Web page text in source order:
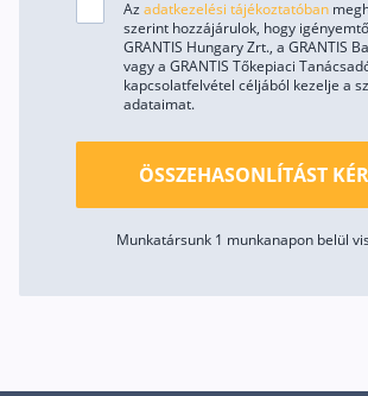
Az adatkezelési tájékoztatóban
szerint hozzájárulok, hogy
GRANTIS Hungary Zrt., a GRANTIS
vagy a GRANTIS Tőkepiaci
kapcsolatfelvétel céljából kezelje a
adataimat.
ÖSSZEHASONLÍTÁST
Munkatársunk 1 munkanapon belül